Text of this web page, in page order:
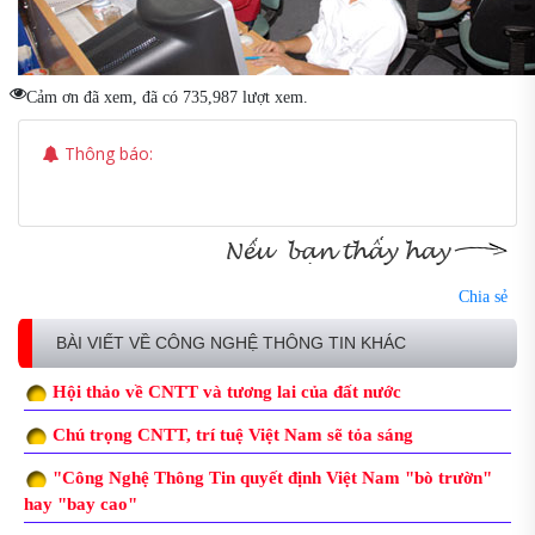
Cảm ơn đã xem, đã có 735,987 lượt xem.
Thông báo:
Chia sẻ
BÀI VIẾT VỀ CÔNG NGHỆ THÔNG TIN KHÁC
Hội thảo về CNTT và tương lai của đất nước
Chú trọng CNTT, trí tuệ Việt Nam sẽ tỏa sáng
"Công Nghệ Thông Tin quyết định Việt Nam "bò trườn"
hay "bay cao"